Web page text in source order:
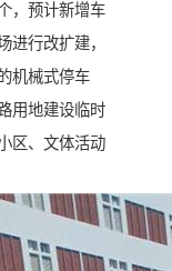
，预计新增车
进行改扩建，
机械式停车
用地建设临时
区、文体活动